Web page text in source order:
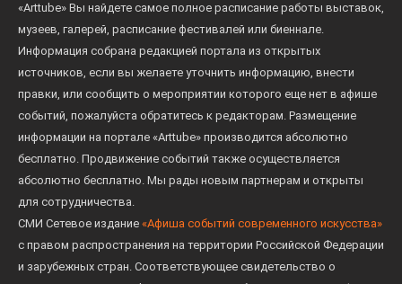
«Arttube» Вы найдете самое полное расписание работы выставок,
музеев, галерей, расписание фестивалей или биеннале.
Информация собрана редакцией портала из открытых
источников, если вы желаете уточнить информацию, внести
правки, или сообщить о мероприятии которого еще нет в афише
событий, пожалуйста обратитесь к редакторам. Размещение
информации на портале «Arttube» производится абсолютно
бесплатно. Продвижение событий также осуществляется
абсолютно бесплатно. Мы рады новым партнерам и открыты
для сотрудничества.
СМИ Сетевое издание «Афиша событий современного искусства»
с правом распространения на территории Российской Федерации
и зарубежных стран. Соответствующее свидетельство о